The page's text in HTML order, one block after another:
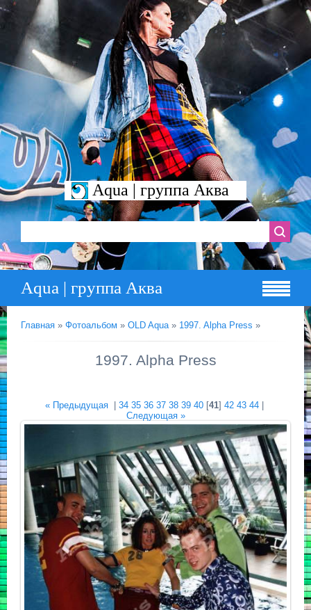
Aqua | группа Аква
Aqua | группа Аква
Главная » Фотоальбом » OLD Aqua» 1997. Alpha Press »
1997. Alpha Press
« Предыдущая| 34 35 36 37 38 39 40[41] 42 43 44|
Следующая »